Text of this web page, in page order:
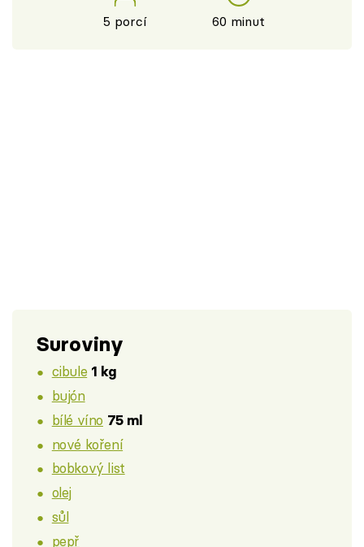
5 porcí 60 minut
Suroviny
cibule 1 kg
bujón
bílé víno 75 ml
nové koření
bobkový list
olej
sůl
pepř